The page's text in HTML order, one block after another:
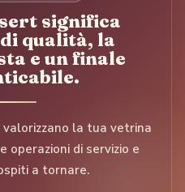
significa
qualità, la
e un finale
la tua vetrina
operazioni di servizio e
a tornare.